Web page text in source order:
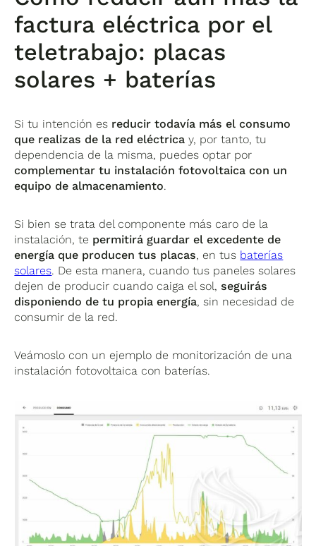
factura eléctrica por el
teletrabajo: placas
solares + baterías
Si tu intención es reducir todavía más el consumo
que realizas de la red eléctrica y, por tanto, tu
dependencia de la misma, puedes optar por
complementar tu instalación fotovoltaica con un
equipo de almacenamiento.
Si bien se trata del componente más caro de la
instalación, te permitirá guardar el excedente de
energía que producen tus placas, en tus baterías
solares. De esta manera, cuando tus paneles solares
dejen de producir cuando caiga el sol,seguirás
disponiendo de tu propia energía, sin necesidad de
consumir de la red.
Veámoslo con un ejemplo de monitorización de una
instalación fotovoltaica con baterías.